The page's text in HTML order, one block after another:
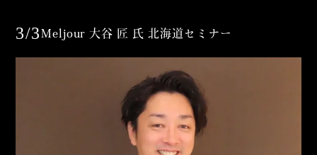
3/3Meljour 大谷 匠 氏 北海道セミナー